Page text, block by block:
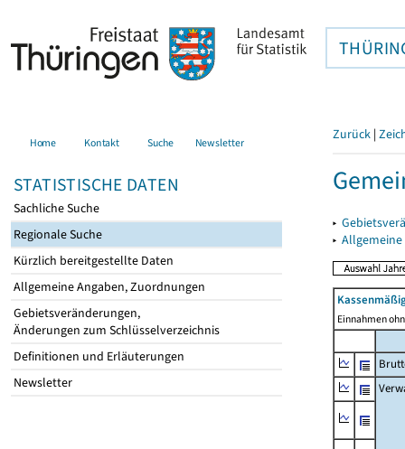
Home Kontakt Suche Newsletter
STATISTISCHE DATEN
Sachliche Suche
Regionale Suche
Kürzlich bereitgestellte Daten
Allgemeine Angaben, Zuordnungen
Gebietsveränderungen,
Änderungen zum Schlüsselverzeichnis
Definitionen und Erläuterungen
Newsletter
Zurück |
▸
▸
Einnahmen